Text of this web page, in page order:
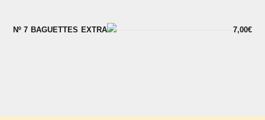
Nº 7 BAGUETTES EXTRA 7,00€